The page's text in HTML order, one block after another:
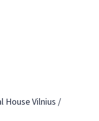
House Vilnius /